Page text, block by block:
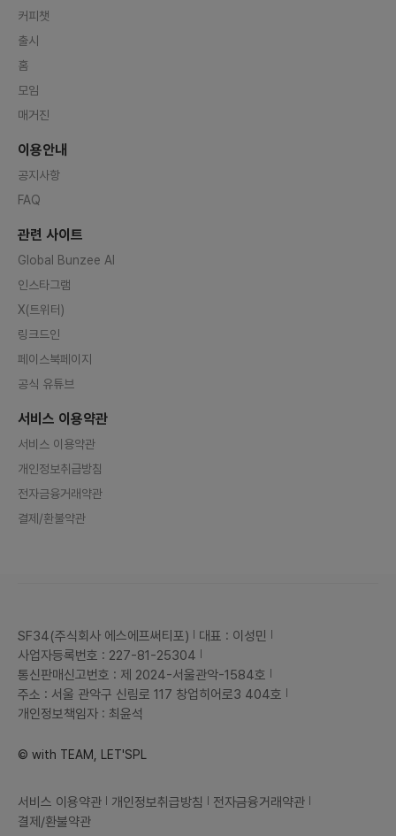
커피챗
출시
홈
모임
매거진
이용안내
공지사항
FAQ
관련 사이트
Global Bunzee AI
인스타그램
X(트위터)
링크드인
페이스북페이지
공식 유튜브
서비스 이용약관
서비스 이용약관
개인정보취급방침
전자금융거래약관
결제/환불약관
SF34(주식회사 에스에프써티포)
대표 : 이성민
사업자등록번호 : 227-81-25304
통신판매신고번호 : 제 2024-서울관악-1584호
주소 : 서울 관악구 신림로 117 창업히어로3 404호
개인정보책임자 : 최윤석
© with TEAM, LET'SPL
서비스 이용약관 개인정보취급방침
전자금융거래약관
결제/환불약관